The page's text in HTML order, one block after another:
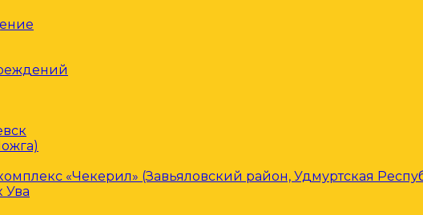
«Чекерил» (Завьяловский район, Удмуртская
Ува